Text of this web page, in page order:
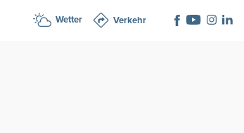
Wetter Verkehr